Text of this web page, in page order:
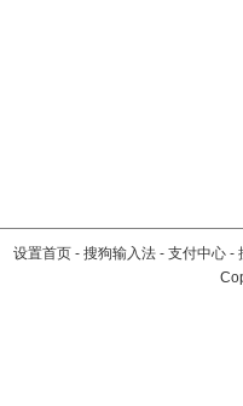
设置首页 - 搜狗输入法 - 支付中心 -